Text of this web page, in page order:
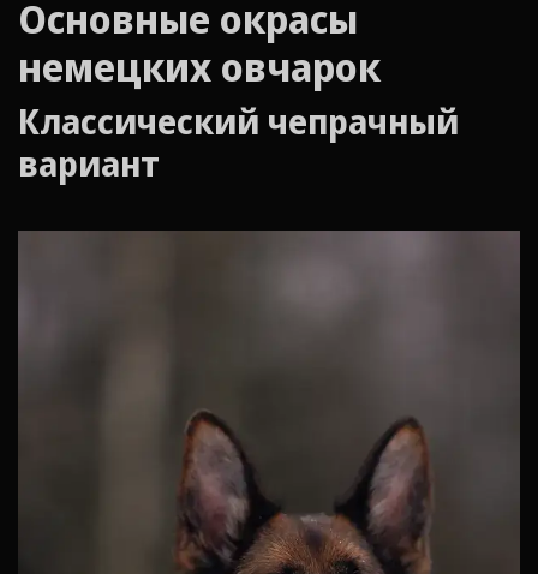
Основные окрасы
немецких овчарок
Классический чепрачный
вариант